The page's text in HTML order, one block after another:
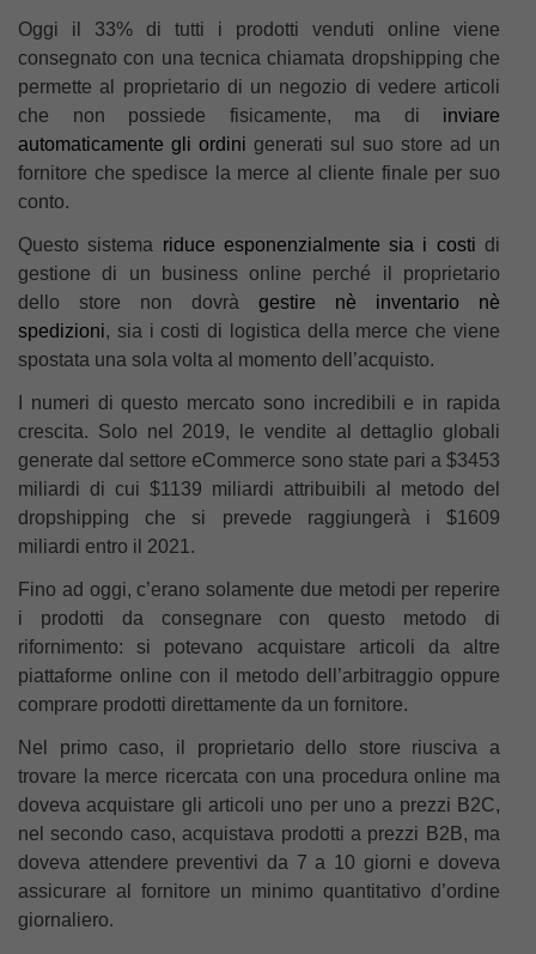
Oggi il 33% di tutti i prodotti venduti online viene
consegnato con una tecnica chiamata dropshipping che
permette al proprietario di un negozio di vedere articoli
che non possiede fisicamente, ma di inviare
automaticamente gli ordini generati sul suo store ad un
fornitore che spedisce la merce al cliente finale per suo
conto.
Questo sistema riduce esponenzialmente sia i costi di
gestione di un business online perché il proprietario
dello store non dovrà gestire nè inventario nè
spedizioni, sia i costi di logistica della merce che viene
spostata una sola volta al momento dell’acquisto.
I numeri di questo mercato sono incredibili e in rapida
crescita. Solo nel 2019, le vendite al dettaglio globali
generate dal settore eCommerce sono state pari a $3453
miliardi di cui $1139 miliardi attribuibili al metodo del
dropshipping che si prevede raggiungerà i $1609
miliardi entro il 2021.
Fino ad oggi, c’erano solamente due metodi per reperire
i prodotti da consegnare con questo metodo di
rifornimento: si potevano acquistare articoli da altre
piattaforme online con il metodo dell’arbitraggio oppure
comprare prodotti direttamente da un fornitore.
Nel primo caso, il proprietario dello store riusciva a
trovare la merce ricercata con una procedura online ma
doveva acquistare gli articoli uno per uno a prezzi B2C,
nel secondo caso, acquistava prodotti a prezzi B2B, ma
doveva attendere preventivi da 7 a 10 giorni e doveva
assicurare al fornitore un minimo quantitativo d’ordine
giornaliero.